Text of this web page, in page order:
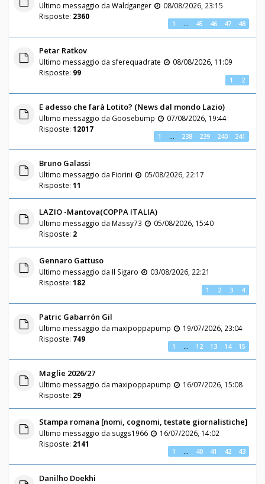
Ultimo messaggio da Waldganger
08/08/2026, 23:15
Risposte: 2360
1 … 45 46 47 48
Petar Ratkov
Ultimo messaggio da sferequadrate
08/08/2026, 11:09
Risposte: 99
1 2
E adesso che farà Lotito? (News dal mondo Lazio)
Ultimo messaggio da Goosebump
07/08/2026, 19:44
Risposte: 12017
1 … 238 239 240 241
Bruno Galassi
Ultimo messaggio da Fiorini
05/08/2026, 22:17
Risposte: 11
LAZIO -Mantova(COPPA ITALIA)
Ultimo messaggio da Massy73
05/08/2026, 15:40
Risposte: 2
Gennaro Gattuso
Ultimo messaggio da Il Sigaro
03/08/2026, 22:21
Risposte: 182
1 2 3 4
Patric Gabarrón Gil
Ultimo messaggio da maxipoppapump
19/07/2026, 23:04
Risposte: 749
1 … 12 13 14 15
Maglie 2026/27
Ultimo messaggio da maxipoppapump
16/07/2026, 15:08
Risposte: 29
Stampa romana [nomi, cognomi, testate giornalistiche]
Ultimo messaggio da suggs1966
16/07/2026, 14:02
Risposte: 2141
1 … 40 41 42 43
Danilho Doekhi